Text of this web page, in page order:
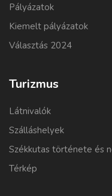
Pályázatok
Kiemelt pályázatok
Választás 2024
Turizmus
Látnivalók
Szálláshelyek
Székkutas története és
Térkép